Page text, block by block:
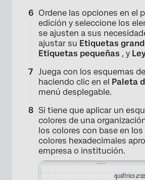
Ordene las opciones en el
edición y seleccione los
se ajusten a sus
ajustar su Etiquetas
Etiquetas pequeñas , y
Juega con los esquemas
haciendo clic en el Paleta
menú desplegable.
Si tiene que aplicar un
colores de una
los colores con base en
colores hexadecimales
empresa o institución.